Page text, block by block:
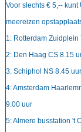
Voor slechts € 5,-- kunt
meereizen
1: Rotterdam Zuidplein
2: Den Haag CS 8.15
3: Schiphol NS 8.45 uur
4: Amsterdam
9.00 uur
5: Almere busstation 't